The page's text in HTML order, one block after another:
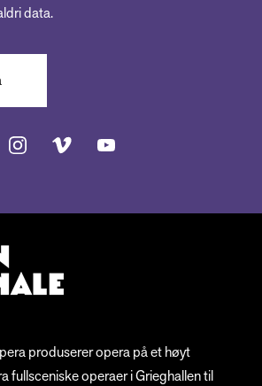
data.
produserer opera på et høyt
fullsceniske operaer i Grieghallen til